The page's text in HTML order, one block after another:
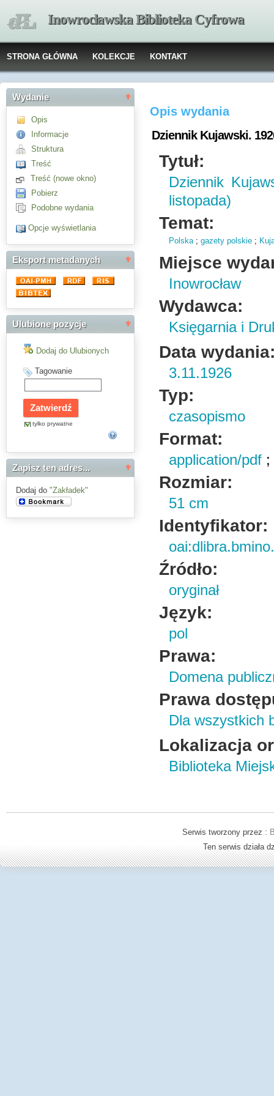
Inowrocławska Biblioteka Cyfrowa
STRONA GŁÓWNA KOLEKCJE KONTAKT
Wydanie
Opis
Informacje
Struktura
Treść
Treść (nowe okno)
Pobierz
Podobne wydania
Opcje wyświetlania
Eksport metadanych
Ulubione pozycje
Dodaj do Ulubionych
Tagowanie
tylko prywatne
Zapisz ten adres...
Dodaj do "Zakładek"
Opis wydania
Dziennik Kujawski.
Tytuł:
Dziennik
listopada)
Temat:
Polska;gazety polskie ;
Miejsce
Inowrocław
Wydawca:
Księgarnia i
Data
3.11.1926
Typ:
czasopismo
Format:
application/pdf
Rozmiar:
51 cm
Identyfikator:
Źródło:
oryginał
Język:
pol
Prawa:
Domena
Prawa
Dla wszystkich
Lokalizacja
Biblioteka
Serwis tworzony przez :
Ten serwis działa